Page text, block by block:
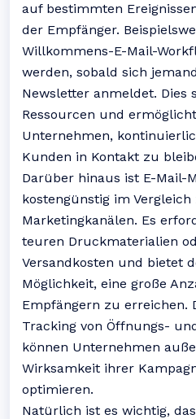
auf bestimmten
der Empfänger.
Willkommens-E-Mail-
werden, sobald sich
Newsletter anmeldet. Dies
Ressourcen und
Unternehmen,
Kunden in Kontakt zu
Darüber hinaus ist E-Mail-
kostengünstig im
Marketingkanälen. Es
teuren Druckmaterialien
Versandkosten und bietet
Möglichkeit, eine große
Empfängern zu erreichen.
Tracking von Öffnungs-
können Unternehmen
Wirksamkeit ihrer
optimieren.
Natürlich ist es wichtig,